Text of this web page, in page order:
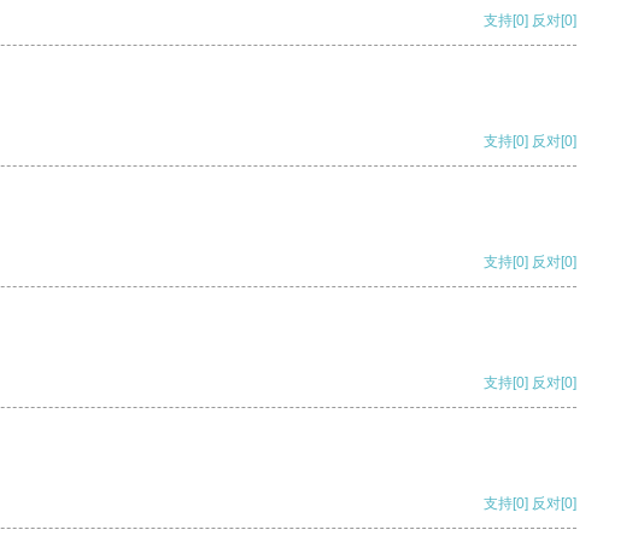
支持[0] 反对[0]
支持[0] 反对[0]
支持[0] 反对[0]
支持[0] 反对[0]
支持[0] 反对[0]